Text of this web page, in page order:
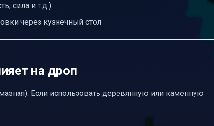
сила и т.д.)
через кузнечный стол
на дроп
Если использовать деревянную или каменную